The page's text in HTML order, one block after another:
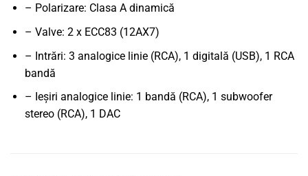
– Polarizare: Clasa A dinamică
– Valve: 2 x ECC83 (12AX7)
– Intrări: 3 analogice linie (RCA), 1 digitală (USB), 1 RCA
bandă
– Ieșiri analogice linie: 1 bandă (RCA), 1 subwoofer
stereo (RCA), 1 DAC